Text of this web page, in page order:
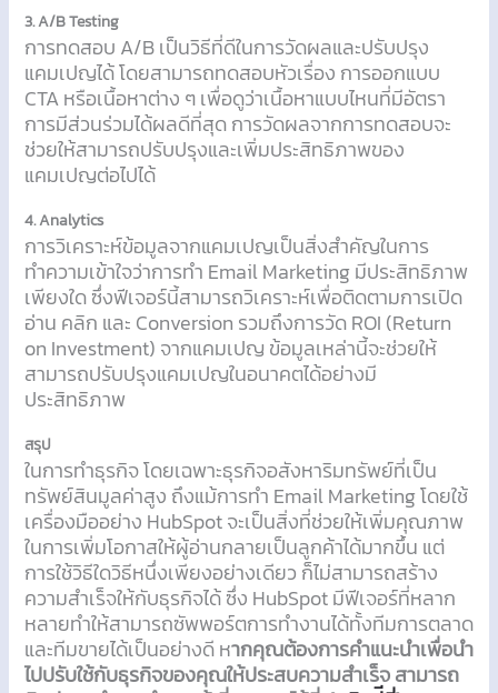
3. A/B Testing
การทดสอบ A/B เป็นวิธีที่ดีในการวัดผลและปรับปรุง
แคมเปญได้ โดยสามารถทดสอบหัวเรื่อง การออกแบบ
CTA หรือเนื้อหาต่าง ๆ เพื่อดูว่าเนื้อหาแบบไหนที่มีอัตรา
การมีส่วนร่วมได้ผลดีที่สุด การวัดผลจากการทดสอบจะ
ช่วยให้สามารถปรับปรุงและเพิ่มประสิทธิภาพของ
แคมเปญต่อไปได้
4. Analytics
การวิเคราะห์ข้อมูลจากแคมเปญเป็นสิ่งสำคัญในการ
ทำความเข้าใจว่าการทำ Email Marketing มีประสิทธิภาพ
เพียงใด ซึ่งฟีเจอร์นี้สามารถวิเคราะห์เพื่อติดตามการเปิด
อ่าน คลิก และ Conversion รวมถึงการวัด ROI (Return
on Investment) จากแคมเปญ ข้อมูลเหล่านี้จะช่วยให้
สามารถปรับปรุงแคมเปญในอนาคตได้อย่างมี
ประสิทธิภาพ
สรุป
ในการทำธุรกิจ โดยเฉพาะธุรกิจอสังหาริมทรัพย์ที่เป็น
ทรัพย์สินมูลค่าสูง ถึงแม้การทำ Email Marketing โดยใช้
เครื่องมืออย่าง HubSpot จะเป็นสิ่งที่ช่วยให้เพิ่มคุณภาพ
ในการเพิ่มโอกาสให้ผู้อ่านกลายเป็นลูกค้าได้มากขึ้น แต่
การใช้วิธีใดวิธีหนึ่งเพียงอย่างเดียว ก็ไม่สามารถสร้าง
ความสำเร็จให้กับธุรกิจได้ ซึ่ง HubSpot มีฟีเจอร์ที่หลาก
หลายทำให้สามารถซัพพอร์ตการทำงานได้ทั้งทีมการตลาด
และทีมขายได้เป็นอย่างดี หากคุณต้องการคำแนะนำเพื่อนำ
ไปปรับใช้กับธุรกิจของคุณให้ประสบความสำเร็จ สามารถ